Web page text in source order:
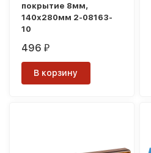
покрытие 8мм,
140х280мм 2-08163-
10
496₽
В корзину